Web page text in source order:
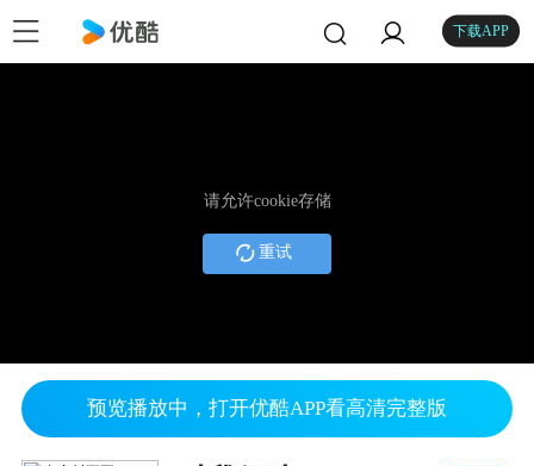
下载APP
请允许cookie存储
重试
预览播放中，打开优酷APP看高清完整版